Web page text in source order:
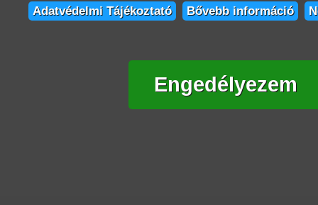
Adatvédelmi Tájékoztató Bővebb információ
Engedélyezem